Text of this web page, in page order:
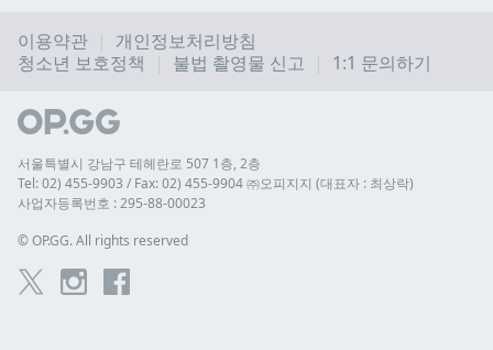
이용약관
개인정보처리방침
청소년 보호정책
불법 촬영물 신고 1:1 문의하기
서울특별시 강남구 테헤란로 507 1층, 2층
Tel: 02) 455-9903 / Fax: 02) 455-9904 ㈜오피지지 (대표자 : 최상락)
사업자등록번호 : 295-88-00023
© OP.GG. All rights reserved